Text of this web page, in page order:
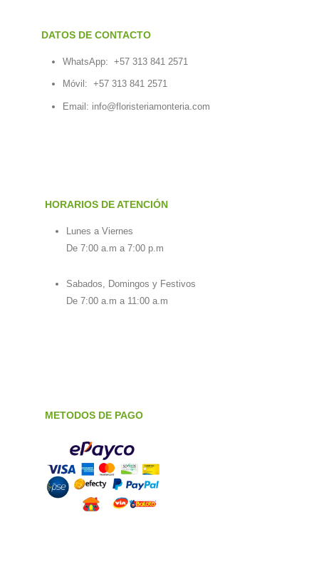
DATOS DE CONTACTO
WhatsApp: +57 313 841 2571
Móvil: +57 313 841 2571
Email: info@floristeriamonteria.com
HORARIOS DE ATENCIÓN
Lunes a Viernes
De 7:00 a.m a 7:00 p.m
Sabados, Domingos y Festivos
De 7:00 a.m a 11:00 a.m
METODOS DE PAGO